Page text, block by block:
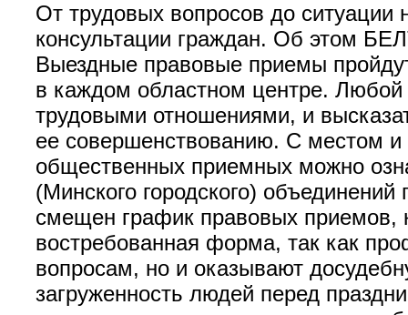
От трудовых вопросов до
консультации граждан. Об этом
Выездные правовые приемы
в каждом областном центре.
трудовыми отношениями, и
ее совершенствованию. С местом
общественных приемных можно
(Минского городского)
смещен график правовых приемов,
востребованная форма, так как
вопросам, но и оказывают
загруженность людей перед